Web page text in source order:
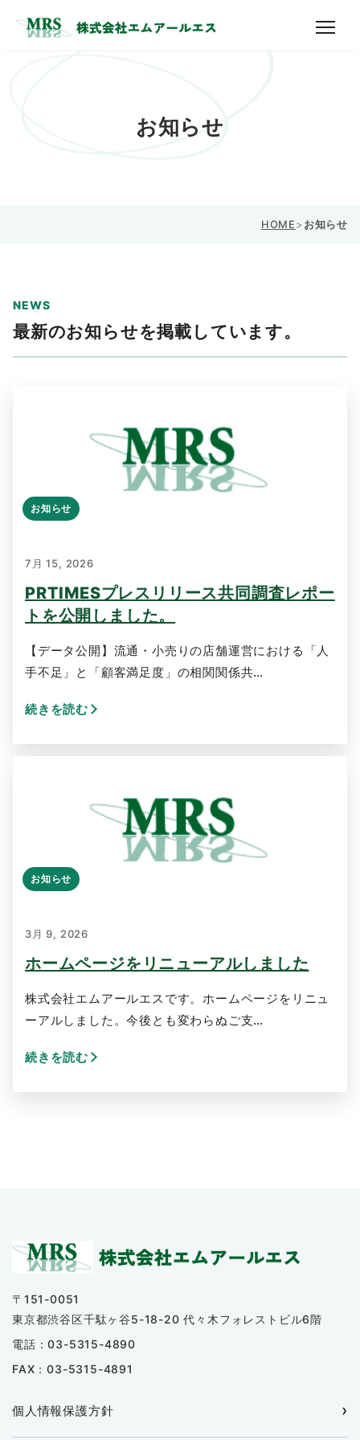
お知らせ
HOME>お知らせ
NEWS
最新のお知らせを掲載しています。
お知らせ
7月 15, 2026
PRTIMESプレスリリース共同調査レポー
トを公開しました。
【データ公開】流通・小売りの店舗運営における「人
手不足」と「顧客満足度」の相関関係共…
続きを読む
お知らせ
3月 9, 2026
ホームページをリニューアルしました
株式会社エムアールエスです。ホームページをリニュ
ーアルしました。今後とも変わらぬご支…
続きを読む
〒151-0051
東京都渋谷区千駄ヶ谷5-18-20 代々木フォレストビル6階
電話：03-5315-4890
FAX：03-5315-4891
個人情報保護方針